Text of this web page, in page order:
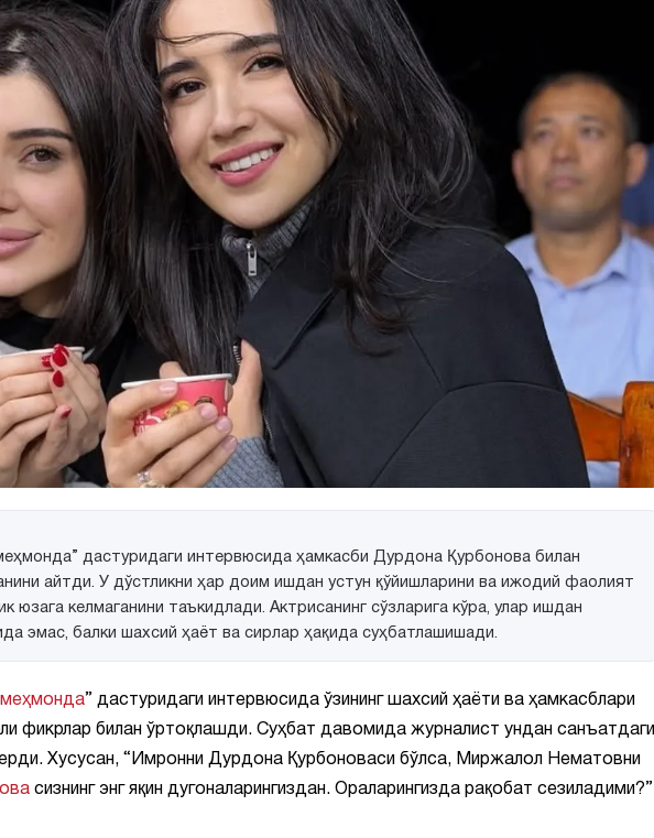
дастуридаги интервюсида ҳамкасби Дурдона Қурбонова билан
айтди. У дўстликни ҳар доим ишдан устун қўйишларини ва ижодий фаолият
юзага келмаганини таъкидлади. Актрисанинг сўзларига кўра, улар ишдан
эмас, балки шахсий ҳаёт ва сирлар ҳақида суҳбатлашишади.
” дастуридаги интервюсида ўзининг шахсий ҳаёти ва ҳамкасблари
фикрлар билан ўртоқлашди. Суҳбат давомида журналист ундан санъатдаги
Хусусан, “Имронни Дурдона Қурбоноваси бўлса, Миржалол Нематовни
сизнинг энг яқин дугоналарингиздан. Ораларингизда рақобат сезиладими?”